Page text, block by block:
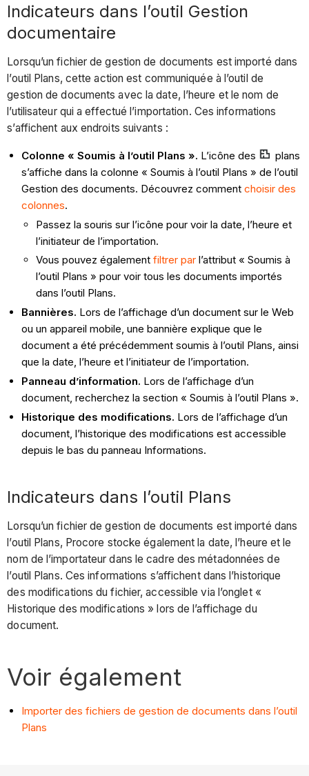
Indicateurs dans l’outil Gestion
documentaire
Lorsqu’un fichier de gestion de documents est importé dans
l’outil Plans, cette action est communiquée à l’outil de
gestion de documents avec la date, l’heure et le nom de
l’utilisateur qui a effectué l’importation. Ces informations
s’affichent aux endroits suivants :
Colonne « Soumis à l’outil Plans ». L’icône des
plans
s’affiche dans la colonne « Soumis à l’outil Plans » de l’outil
Gestion des documents. Découvrez commentchoisir des
colonnes.
Passez la souris sur l’icône pour voir la date, l’heure et
l’initiateur de l’importation.
Vous pouvez égalementfiltrer par l’attribut « Soumis à
l’outil Plans » pour voir tous les documents importés
dans l’outil Plans.
Bannières. Lors de l’affichage d’un document sur le Web
ou un appareil mobile, une bannière explique que le
document a été précédemment soumis à l’outil Plans, ainsi
que la date, l’heure et l’initiateur de l’importation.
Panneau d’information. Lors de l’affichage d’un
document, recherchez la section « Soumis à l’outil Plans ».
Historique des modifications. Lors de l’affichage d’un
document, l’historique des modifications est accessible
depuis le bas du panneau Informations.
Indicateurs dans l’outil Plans
Lorsqu’un fichier de gestion de documents est importé dans
l’outil Plans, Procore stocke également la date, l’heure et le
nom de l’importateur dans le cadre des métadonnées de
l’outil Plans. Ces informations s’affichent dans l’historique
des modifications du fichier, accessible via l’onglet «
Historique des modifications » lors de l’affichage du
document.
Voir également
Importer des fichiers de gestion de documents dans l’outil
Plans